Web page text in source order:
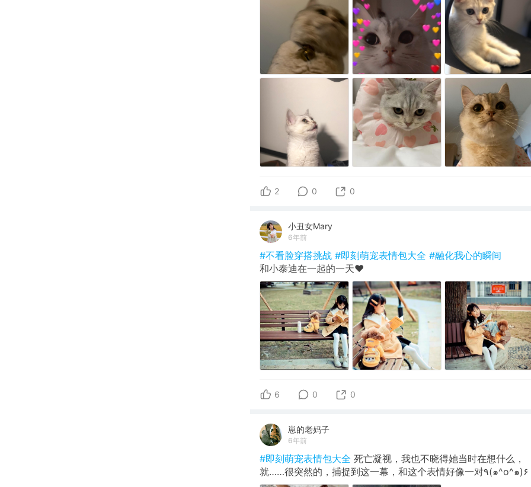
2 0 0
小丑女Mary
6年前
#不看脸穿搭挑战 #即刻萌宠表情包大全 #融化我心的瞬间
和小泰迪在一起的一天❤️
6 0 0
崽的老妈子
6年前
#即刻萌宠表情包大全 死亡凝视，我也不晓得她当时在想什么，
就……很突然的，捕捉到这一幕，和这个表情好像一对٩(๑^o^๑)۶